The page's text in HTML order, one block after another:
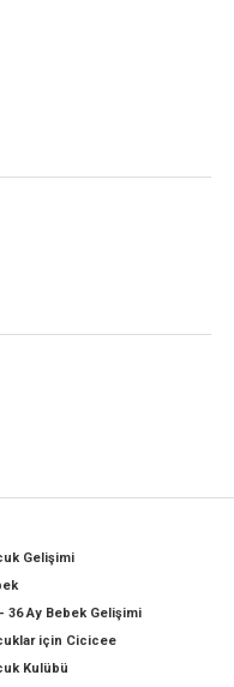
Gelişimi
36 Ay Bebek Gelişimi
için Cicicee
Kulübü